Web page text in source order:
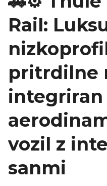
Rail:
pritrdilne
integriran
vozil z
sanmi